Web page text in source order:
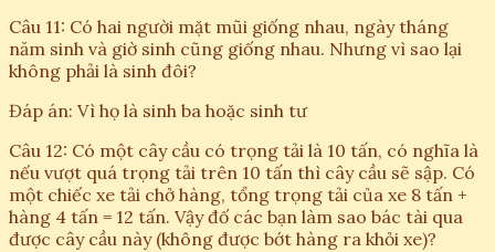
Câu 11: Có hai người mặt mũi giống nhau, ngày tháng
năm sinh và giờ sinh cũng giống nhau. Nhưng vì sao lại
không phải là sinh đôi?
Đáp án: Vì họ là sinh ba hoặc sinh tư
Câu 12: Có một cây cầu có trọng tải là 10 tấn, có nghĩa là
nếu vượt quá trọng tải trên 10 tấn thì cây cầu sẽ sập. Có
một chiếc xe tải chở hàng, tổng trọng tải của xe 8 tấn +
hàng 4 tấn = 12 tấn. Vậy đố các bạn làm sao bác tài qua
được cây cầu này (không được bớt hàng ra khỏi xe)?